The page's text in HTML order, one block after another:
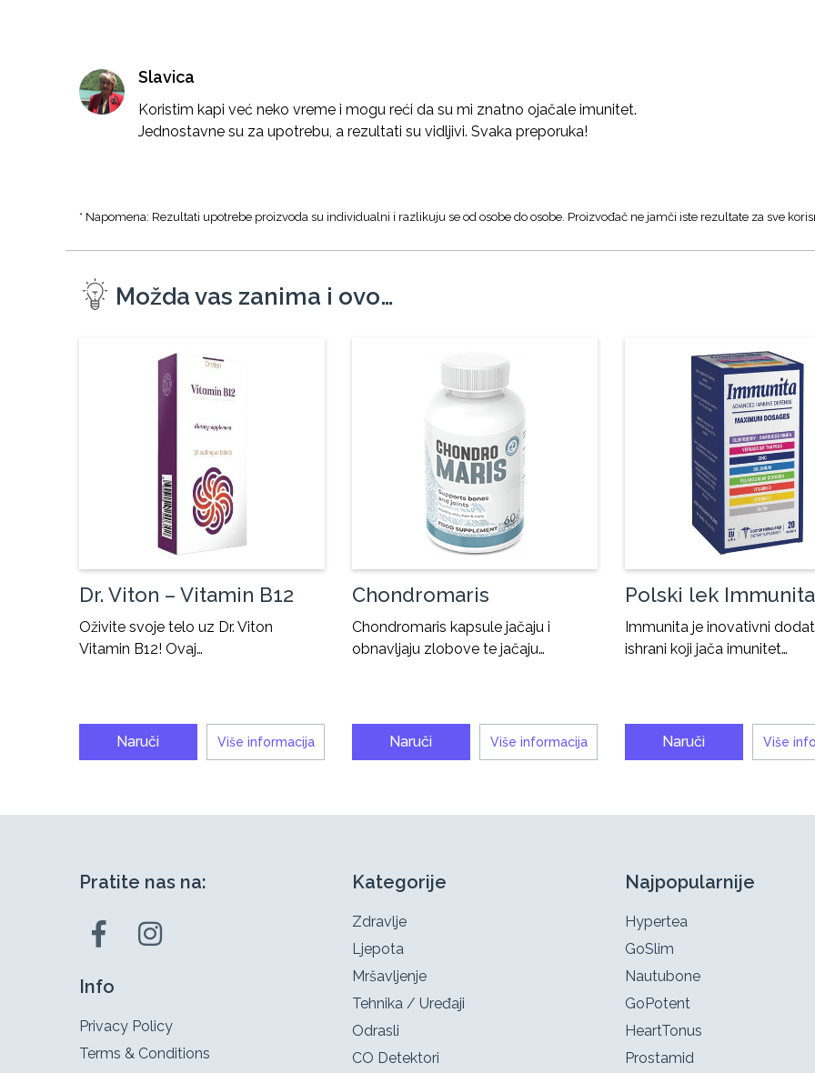
Slavica
Koristim kapi već neko vreme i mogu reći da su mi znatno ojačale imunitet.
Jednostavne su za upotrebu, a rezultati su vidljivi. Svaka preporuka!
* Napomena: Rezultati upotrebe proizvoda su individualni i razlikuju se od osobe do osobe. Proizvođač ne jamči iste rezultate za sve
Možda vas zanima i ovo…
Dr. Viton – Vitamin B12
Oživite svoje telo uz Dr. Viton
Vitamin B12! Ovaj…
Naruči Više informacija
Chondromaris
Chondromaris kapsule jačaju i
obnavljaju zlobove te jačaju…
Naruči Više informacija
Polski lek Immunita
Immunita je inovativni
ishrani koji jača imunitet…
Naruči Više
Pratite nas na:
Info
Privacy Policy
Terms & Conditions
Kategorije
Zdravlje
Ljepota
Mršavljenje
Tehnika / Uređaji
Odrasli
CO Detektori
Najpopularnije
Hypertea
GoSlim
Nautubone
GoPotent
HeartTonus
Prostamid